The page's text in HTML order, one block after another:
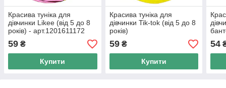
Красива туніка для
дівчинки Likee (від 5 до 8
років) - арт.1201611172
59 ₴
Купити
Красива туніка для
дівчинки Tik-tok (від 5 до 8
років)
59₴
Купити
54